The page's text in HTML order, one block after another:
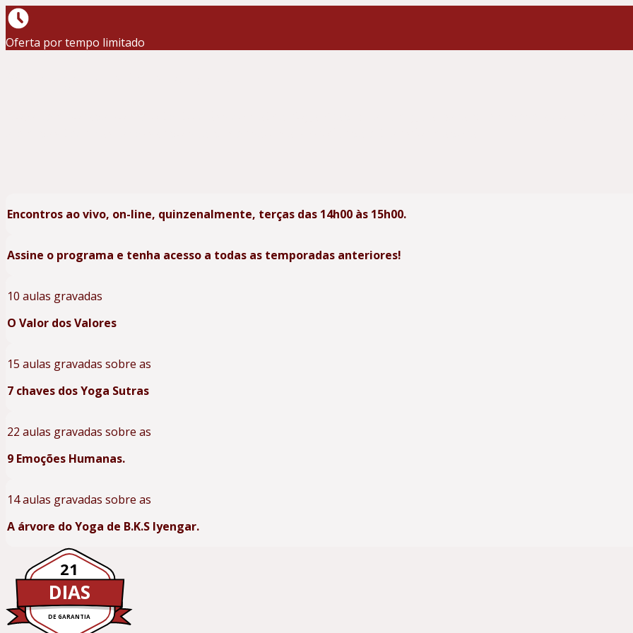
Oferta por tempo limitado
Encontros ao vivo, on-line, quinzenalmente, terças das 14h00 às 15h00.
Assine o programa e tenha acesso a todas as temporadas anteriores!
10 aulas gravadas
O Valor dos Valores
15 aulas gravadas sobre as
7 chaves dos Yoga Sutras
22 aulas gravadas sobre as
9 Emoções Humanas.
14 aulas gravadas sobre as
A árvore do Yoga de B.K.S Iyengar.
21
DIAS
DE GARANTIA